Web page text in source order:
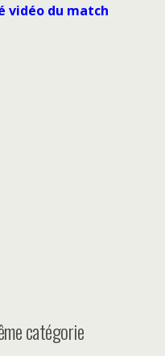
vidéo du match
catégorie